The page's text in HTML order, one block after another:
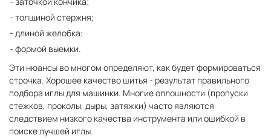
толщиной стержня;
длиной желобка;
формой выемки.
Эти нюансы во многом определяют, как будет формироваться
строчка. Хорошее качество шитья - результат правильного
подбора иглы для машинки. Многие оплошности (пропуски
стежков, проколы, дыры, затяжки) часто являются
следствием низкого качества инструмента или ошибкой в
поиске лучшей иглы.